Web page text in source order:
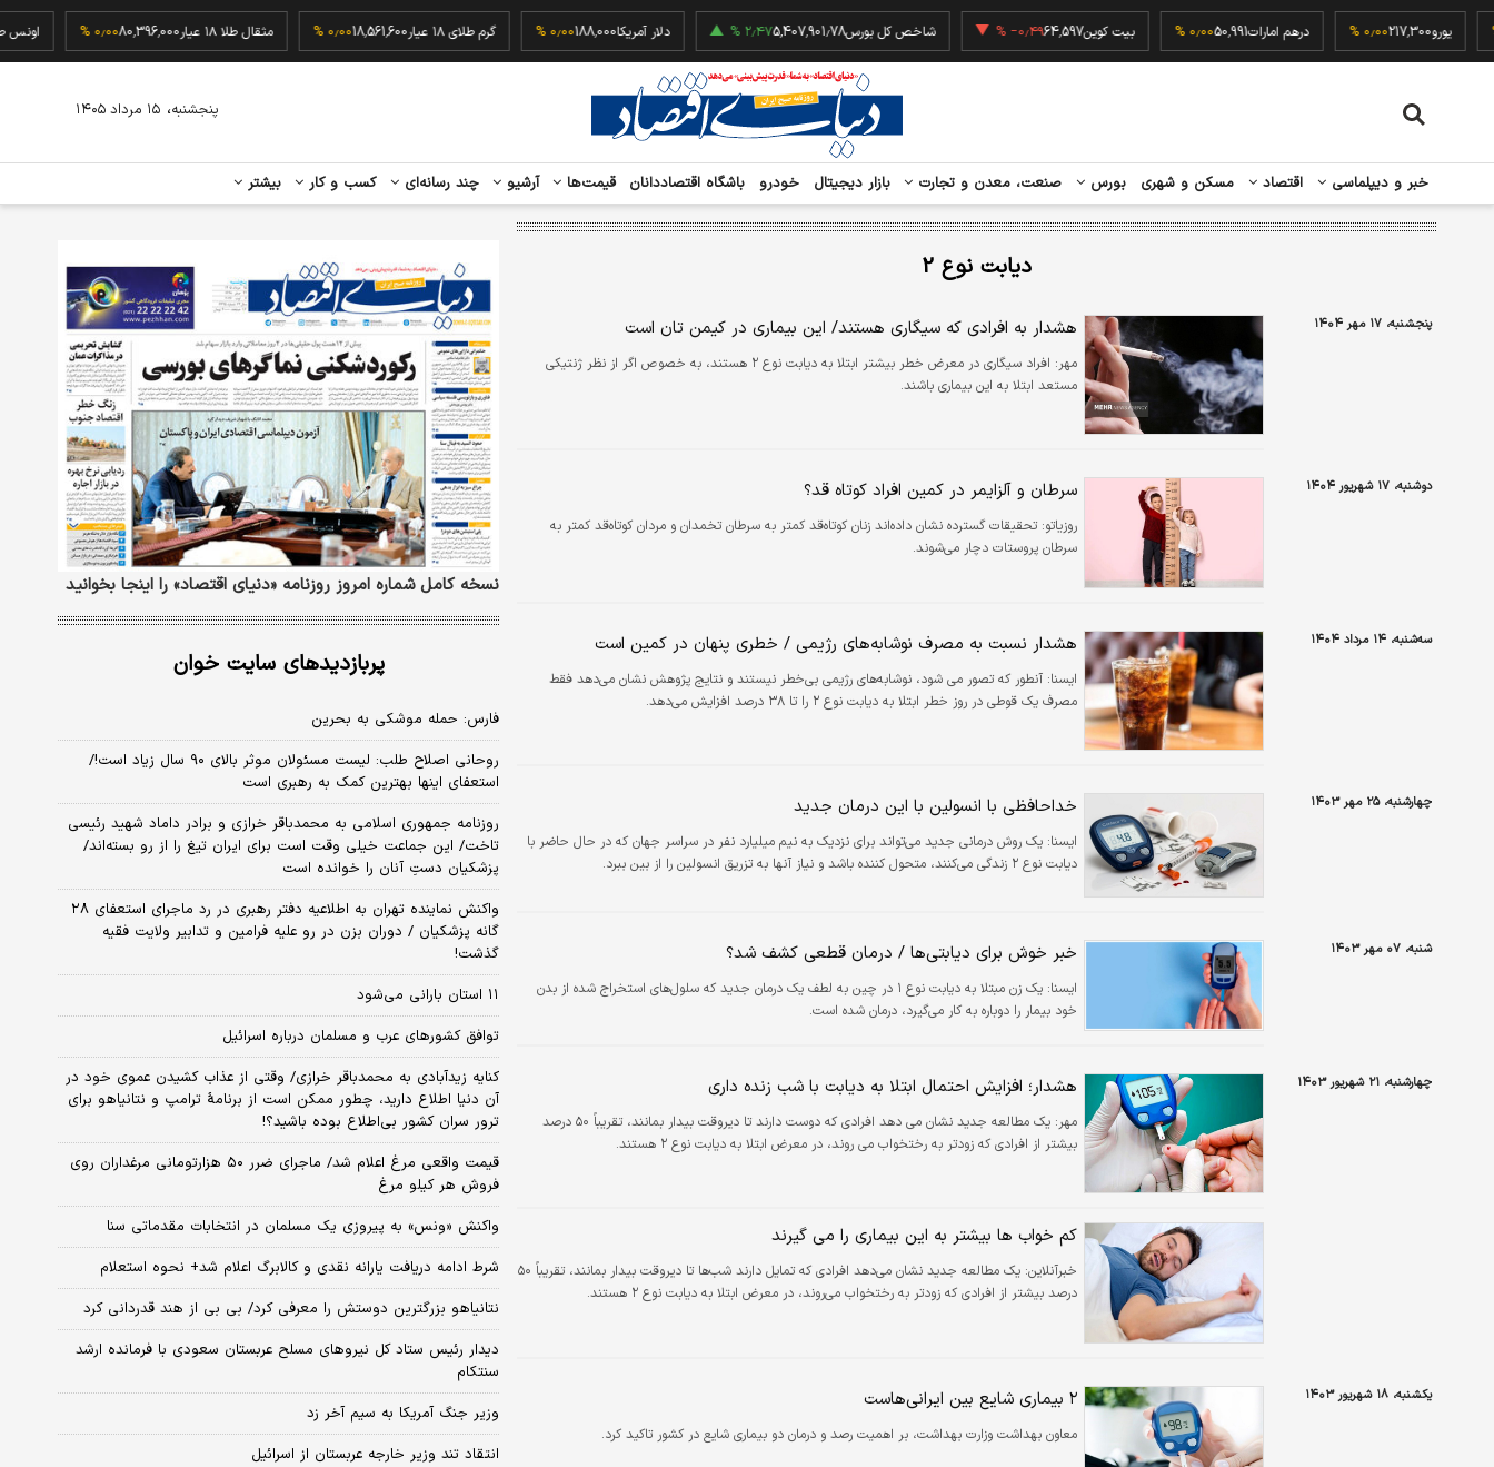
یورو217,300 درهم امارات50,991 بیت کوین64,597‎−۰٫۴۹ % شاخص کل بورس5,407,901.78۲٫۴۷ % دلار آمریکا188,000 گرم طلای ۱۸ عیار 18,561,600 مثقال طلا ۱۸ عیار 80,396,000
خبر و دیپلماسی اقتصاد مسکن و شهری بورس صنعت، معدن و تجارت بازار دیجیتال خودرو باشگاه اقتصاددانان قیمت‌ها آرشیو چند رسانه‌ای کسب و کار بیشتر
پنجشنبه، ۱۵ مرداد ۱۴۰۵
دیابت نوع 2
پنجشنبه، ۱۷ مهر ۱۴۰۴ هشدار به افرادی که سیگاری هستند/ این بیماری در کیمن تان است
مهر:
افراد سیگاری در معرض خطر بیشتر ابتلا به دیابت نوع ۲ هستند، به خصوص اگر از نظر ژنتیکی
مستعد ابتلا به این بیماری باشند.
دوشنبه، ۱۷ شهریور ۱۴۰۴ سرطان و آلزایمر در کمین افراد کوتاه قد؟
روزیاتو: تحقیقات گسترده نشان داده‌اند زنان کوتاه‌قد کمتر به سرطان تخمدان و مردان کوتاه‌قد کمتر به
سرطان پروستات دچار می‌شوند.
سه‌شنبه، ۱۴ مرداد ۱۴۰۴ هشدار نسبت به مصرف نوشابه‌های رژیمی / خطری پنهان در کمین است
ایسنا: آنطور که تصور می شود، نوشابه‌های رژیمی بی‌خطر نیستند و نتایج پژوهش نشان می‌دهد فقط
مصرف یک قوطی در روز خطر ابتلا به دیابت نوع ۲ را تا ۳۸ درصد افزایش می‌دهد.
چهارشنبه، ۲۵ مهر ۱۴۰۳ خداحافظی با انسولین با این درمان جدید
ايسنا: یک روش درمانی جدید می‌تواند برای نزدیک به نیم میلیارد نفر در سراسر جهان که در حال حاضر با
دیابت نوع ۲ زندگی می‌کنند، متحول کننده باشد و نیاز آنها به تزریق انسولین را از بین ببرد.
شنبه، ۰۷ مهر ۱۴۰۳ خبر خوش برای دیابتی‌ها / درمان قطعی کشف شد؟
ایسنا:
یک زن مبتلا به دیابت نوع ۱ در چین به لطف یک درمان جدید که سلول‌های استخراج‌ شده از بدن
خود بیمار را دوباره به کار می‌گیرد، درمان شده است.
چهارشنبه، ۲۱ شهریور ۱۴۰۳ هشدار؛ افزایش احتمال ابتلا به دیابت با شب زنده داری
مهر:
یک مطالعه جدید نشان می دهد افرادی که دوست دارند تا دیروقت بیدار بمانند، تقریباً ۵۰ درصد
بیشتر از افرادی که زودتر به رختخواب می روند، در معرض ابتلا به دیابت نوع ۲ هستند.
کم خواب ها بیشتر به این بیماری را می گیرند
خبرآنلاین:
یک مطالعه جدید نشان می‌دهد افرادی که تمایل دارند شب‌ها تا دیروقت بیدار بمانند، تقریباً ۵۰
درصد بیشتر از افرادی که زودتر به رختخواب می‌روند، در معرض ابتلا به دیابت نوع ۲ هستند.
یکشنبه، ۱۸ شهریور ۱۴۰۳ ۲ بیماری شایع‌ بین ایرانی‌هاست
معاون بهداشت وزارت بهداشت، بر اهمیت رصد و درمان دو بیماری شایع در کشور تاکید کرد.
نسخه کامل شماره امروز روزنامه «دنیای‌ اقتصاد» را اینجا بخوانید
پربازدیدهای سایت خوان
فارس: حمله موشکی به بحرین
روحانی اصلاح طلب: ‌لیست مسئولان موثر بالای ۹۰ سال زیاد است!/
استعفای اینها بهترین کمک به رهبری است
روزنامه جمهوری اسلامی به محمدباقر خرازی و برادر داماد شهید رئیسی
تاخت/ این جماعت خیلی وقت است برای ایران تیغ را از رو بسته‌اند/
پزشکیان دستِ آنان را خوانده است
واکنش نماینده تهران به اطلاعیه دفتر رهبری در رد ماجرای استعفای ۲۸
گانه پزشکیان / دوران بزن در رو علیه فرامین و تدابیر ولایت فقیه
گذشت!
۱۱ استان بارانی می‌شود
توافق کشورهای عرب و مسلمان درباره اسرائیل
کنایه زیدآبادی به محمدباقر خرازی/ وقتی از عذاب کشیدن عموی خود در
آن دنیا اطلاع دارید، چطور ممکن است از برنامهٔ ترامپ و نتانیاهو برای
ترور سران کشور بی‌اطلاع بوده باشید؟!
قیمت واقعی مرغ اعلام شد/ ماجرای ضرر ۵۰ هزارتومانی مرغداران روی
فروش هر کیلو مرغ
واکنش «ونس» به پیروزی یک مسلمان در انتخابات مقدماتی سنا
شرط ادامه دریافت یارانه نقدی و کالابرگ اعلام شد+ نحوه استعلام
نتانیاهو بزرگترین دوستش را معرفی کرد/ بی بی از هند قدردانی کرد
دیدار رئیس ستاد کل نیروهای مسلح عربستان سعودی با فرمانده ارشد
سنتکام
وزیر جنگ آمریکا به سیم آخر زد
انتقاد تند وزیر خارجه عربستان از اسرائیل